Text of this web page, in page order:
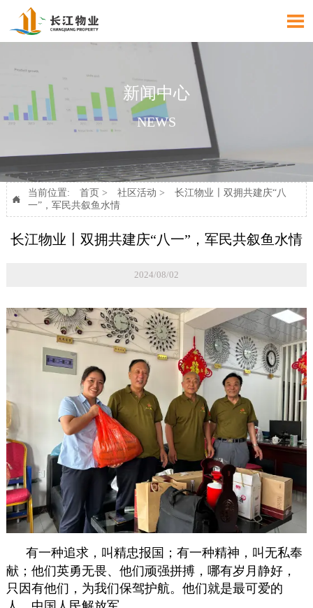

新闻中心
NEWS

当前位置: 首页 > 社区活动 >
长江物业〡双拥共建庆“八
一”，军民共叙鱼水情
长江物业〡双拥共建庆“八一”，军民共叙鱼水情
2024/08/02
有一种追求，叫精忠报国；有一种精神，叫无私奉
献；他们英勇无畏、他们顽强拼搏，哪有岁月静好，
只因有他们，为我们保驾护航。他们就是最可爱的